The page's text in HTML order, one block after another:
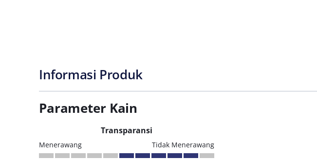
Informasi Produk
Parameter Kain
Transparansi
Menerawang Tidak Menerawang